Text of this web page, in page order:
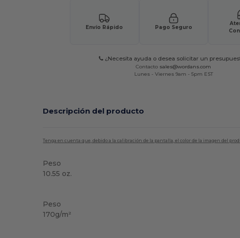
Envío Rápido Pago Seguro
¿Necesita ayuda o desea solicitar un
Contacto sales@wordans.com
Lunes - Viernes 9am - 5pm EST
Descripción del producto
Tenga en cuenta que, debido a la calibración de la pantalla, el color de la imagen del
Peso
10.55 oz.
Peso
170g/m²